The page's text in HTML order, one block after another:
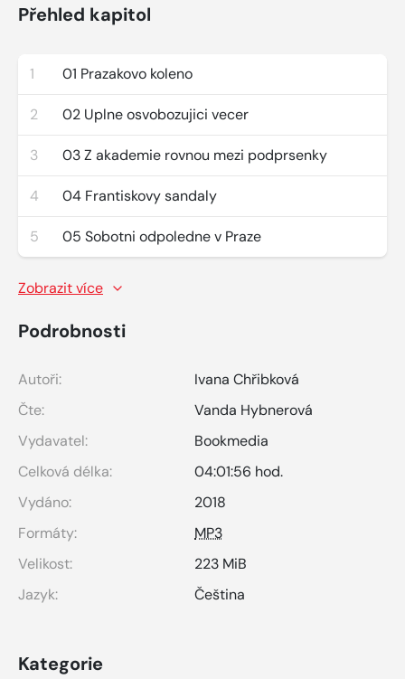
Přehled kapitol
1 01 Prazakovo koleno
2 02 Uplne osvobozujici vecer
3 03 Z akademie rovnou mezi podprsenky
4 04 Frantiskovy sandaly
5 05 Sobotni odpoledne v Praze
Zobrazit více
Podrobnosti
Autoři:
Ivana Chřibková
Čte:
Vanda Hybnerová
Vydavatel:
Bookmedia
Celková délka:
04:01:56 hod.
Vydáno:
2018
Formáty:
MP3
Velikost:
223 MiB
Jazyk:
Čeština
Kategorie